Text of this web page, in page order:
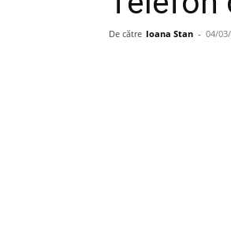
De către Ioana Stan - 04/